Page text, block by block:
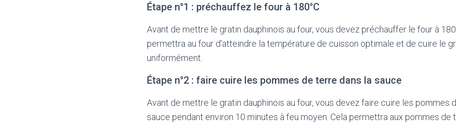
Étape n°1 : préchauffez le four à 180°C
Avant de mettre le gratin dauphinois au four, vous devez préchauffer le four à
permettra au four d’atteindre la température de cuisson optimale et de cuire le
uniformément.
Étape n°2 : faire cuire les pommes de terre dans la sauce
Avant de mettre le gratin dauphinois au four, vous devez faire cuire les pommes
sauce pendant environ 10 minutes à feu moyen. Cela permettra aux pommes de